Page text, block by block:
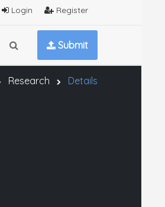
Login Register
Submit
Research Details